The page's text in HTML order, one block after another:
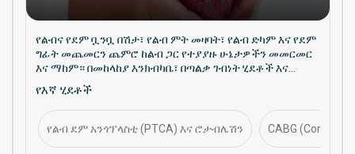
የልብና የደም ቧንቧ በሽታ፣ የልብ ምት መዛባት፣ የልብ ድካም እና የደም
ግፊት መጨመርን ጨምሮ ከልብ ጋር የተያያዙ ሁኔታዎችን መመርመር
እና ማከም። በመከላከያ እንክብካቤ፣ በጣልቃ ገብነት ሂደቶች እና
በረጅም ጊዜ የልብ ጤና አስተዳደር ላይ ያተኩራል።
የእኛ ሂደቶች
የልብ ደም አንጎፕላስቲ (PTCA) እና ሮታብሌሽን CABG